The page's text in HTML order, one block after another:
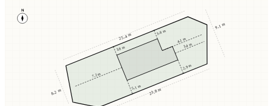
N
3,8 m
3,8 m
5,1 m
2,9 m
7,2 m
3,4 m
4,1 m
25,4 m
23,8 m
8,2 m
9,1 m